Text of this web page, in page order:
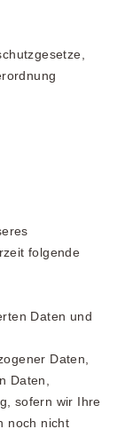
folgende
Daten und
Daten,
Daten,
sofern wir Ihre
noch nicht